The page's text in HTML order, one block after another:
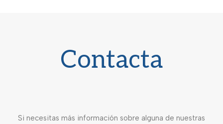
Contacta
Si necesitas más información sobre alguna de nuestras